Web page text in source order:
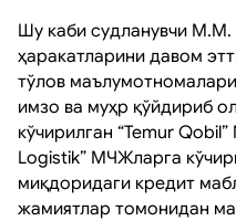
Шу каби судланувчи М.М.
ҳаракатларини давом
тўлов
имзо ва муҳр қўйдириб
кўчирилган “Temur
Logistik” МЧЖларга
миқдоридаги кредит
жамиятлар томонидан